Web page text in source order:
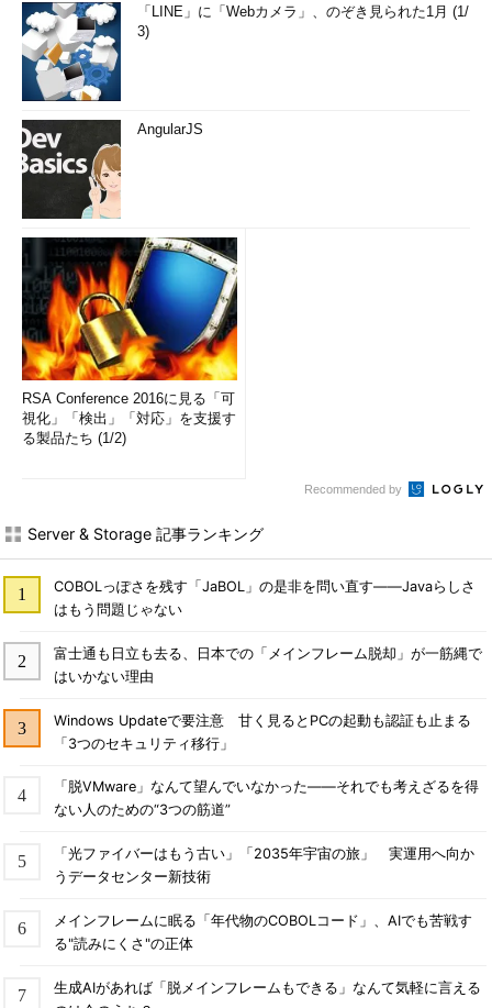
「LINE」に「Webカメラ」、のぞき見られた1月 (1/
3)
AngularJS
RSA Conference 2016に見る「可
視化」「検出」「対応」を支援す
る製品たち (1/2)
Recommended by
Server & Storage 記事ランキング
COBOLっぽさを残す「JaBOL」の是非を問い直す――Javaらしさ
はもう問題じゃない
富士通も日立も去る、日本での「メインフレーム脱却」が一筋縄で
はいかない理由
Windows Updateで要注意 甘く見るとPCの起動も認証も止まる
「3つのセキュリティ移行」
「脱VMware」なんて望んでいなかった――それでも考えざるを得
ない人のための“3つの筋道”
「光ファイバーはもう古い」「2035年宇宙の旅」 実運用へ向か
うデータセンター新技術
メインフレームに眠る「年代物のCOBOLコード」、AIでも苦戦す
る"読みにくさ"の正体
生成AIがあれば「脱メインフレームもできる」なんて気軽に言える